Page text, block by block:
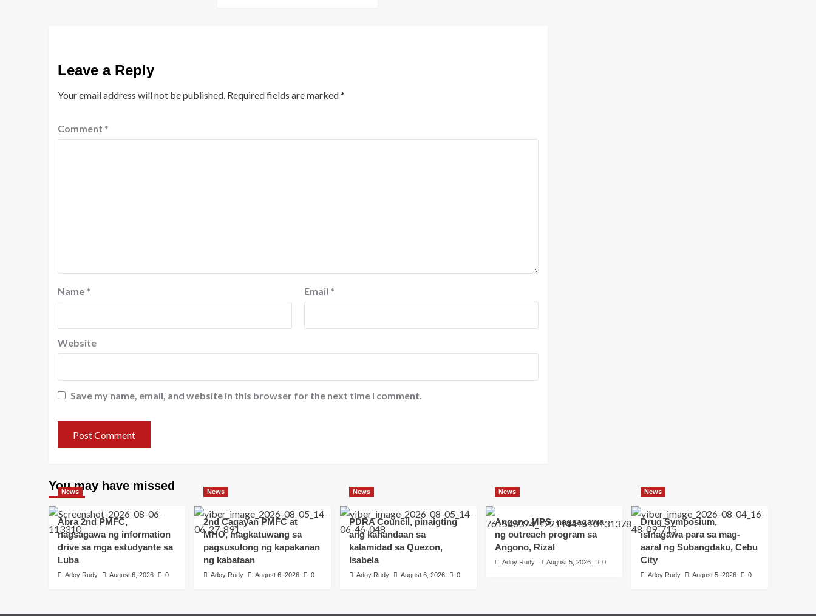
Leave a Reply
Your email address will not be published. Required fields are marked*
Comment *
Name * Email *
Website
Save my name, email, and website in this browser for the next time I comment.
You may have missed
News
Abra 2nd PMFC,
nagsagawa ng information
drive sa mga estudyante sa
Luba
Adoy Rudy August 6, 2026 0
News
2nd Cagayan PMFC at
MHO, magkatuwang sa
pagsusulong ng kapakanan
ng kabataan
Adoy Rudy August 6, 2026 0
News
PDRA Council, pinaigting
ang kahandaan sa
kalamidad sa Quezon,
Isabela
Adoy Rudy August 6, 2026 0
News
Angono MPS, nagsagawa
ng outreach program sa
Angono, Rizal
Adoy Rudy August 5, 2026 0
News
Drug Symposium,
isinagawa para sa mag-
aaral ng Subangdaku, Cebu
City
Adoy Rudy August 5, 2026 0